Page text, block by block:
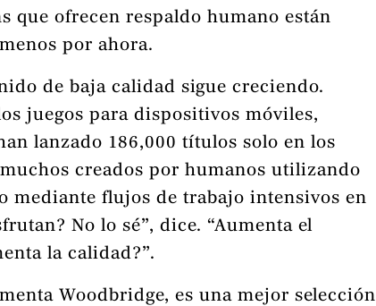
que ofrecen respaldo humano están
por ahora.
de baja calidad sigue creciendo.
juegos para dispositivos móviles,
lanzado 186,000 títulos solo en los
creados por humanos utilizando
mediante flujos de trabajo intensivos en
No lo sé”, dice. “Aumenta el
la calidad?”.
Woodbridge, es una mejor selección